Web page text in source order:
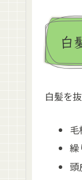
白
白髪を
毛
繰
頭